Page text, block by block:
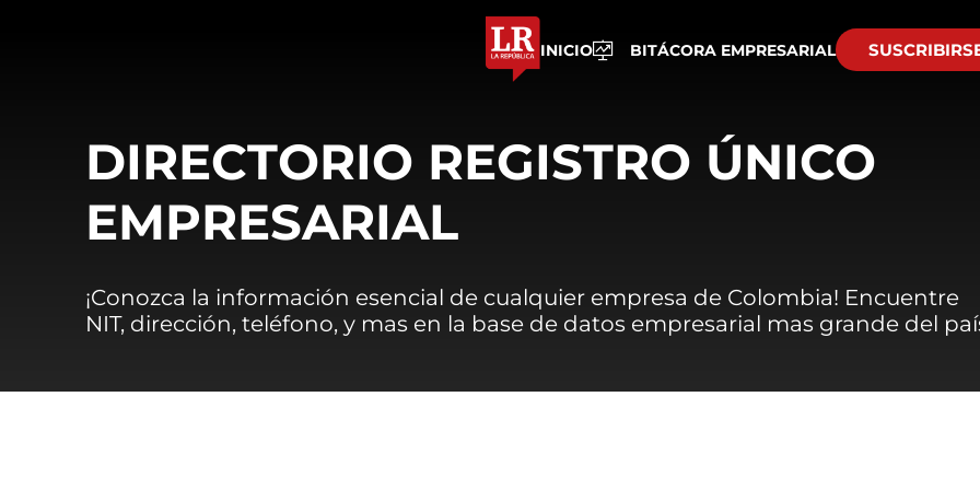
INICIO BITÁCORA EMPRESARIAL
DIRECTORIO REGISTRO ÚNICO
EMPRESARIAL
¡Conozca la información esencial de cualquier empresa de Colombia! Encuentre
NIT, dirección, teléfono, y mas en la base de datos empresarial mas grande del